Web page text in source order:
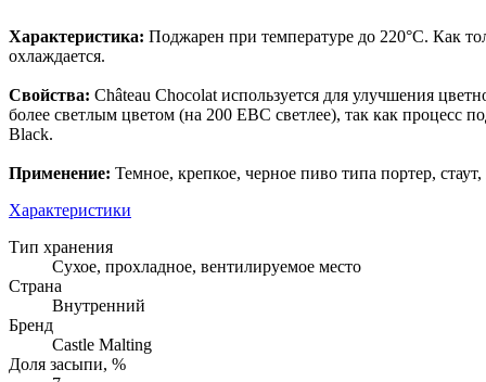
Характеристика: Поджарен при температуре до 220°C. Как
охлаждается.
Свойства: Château Chocolat используется для улучшения
более светлым цветом (на 200 EBC светлее), так как процесс
Black.
Применение: Темное, крепкое, черное пиво типа портер,
Характеристики
Тип хранения
Сухое, прохладное, вентилируемое место
Страна
Внутренний
Бренд
Castle Malting
Доля засыпи, %